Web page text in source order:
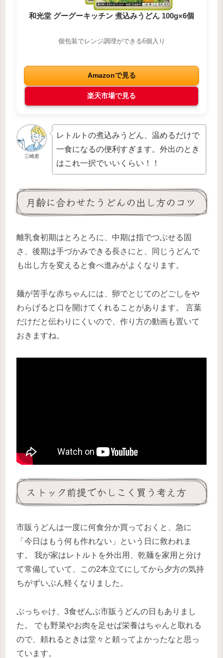
和光堂 グーグーキッチン 煮込みうどん 100g×6個
個包装でレンジ調理ができる6個入り
Amazonで見る
楽天市場で見る
三崎君
レトルトの煮込みうどん、温めるだけで
一食になるの便利すぎます。外出のとき
はこれ一択でいいくらい！！
月齢に合わせたうどんの出し方のコツ
離乳食初期はとろとろに、中期は指でつぶせる固
さ、後期は手づかみできる長さにと、同じうどんで
も出し方を変えると食べ進みがよくなります。
麺が苦手な赤ちゃんには、卵でとじてのどごしをや
わらげると口を開けてくれることがあります。 言葉
だけだと伝わりにくいので、作り方の動画も置いて
おきますね。
ストック前提でかしこく買う考え方
市販うどんは一度に何食分か買っておくと、急に
「今日はもう何も作れない」という日に救われま
す。 我が家はレトルトを外出用、乾麺を家用と分け
て常備していて、この2本立てにしてから夕方の気持
ちがずいぶん軽くなりました。
ぶっちゃけ、3食ぜんぶ市販うどんの日もありまし
た。 でも野菜やお肉を足せば栄養はちゃんと取れる
ので、頼れるときは堂々と頼ってよかったなと思っ
ています。